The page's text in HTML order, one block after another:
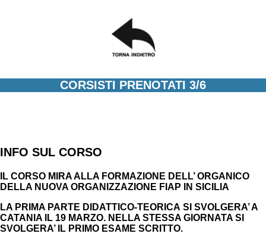
CORSISTI PRENOTATI 3/6
INFO SUL CORSO
IL CORSO MIRA ALLA FORMAZIONE DELL’ ORGANICO
DELLA NUOVA ORGANIZZAZIONE FIAP IN SICILIA
LA PRIMA PARTE DIDATTICO-TEORICA SI SVOLGERA’ A
CATANIA IL 19 MARZO. NELLA STESSA GIORNATA SI
SVOLGERA’ IL PRIMO ESAME SCRITTO.